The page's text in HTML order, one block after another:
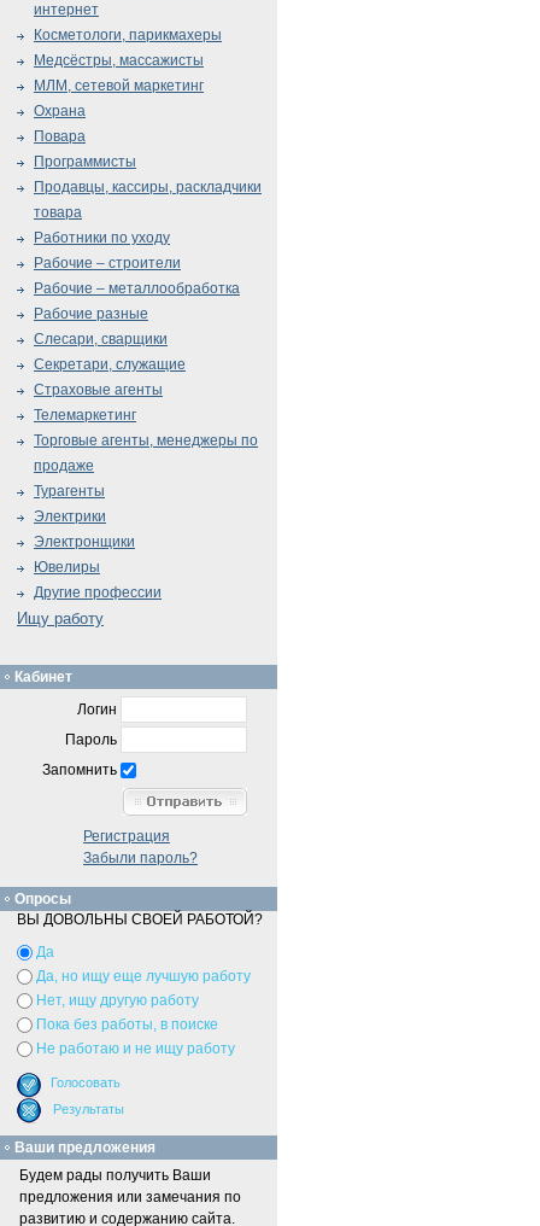
интернет
Косметологи, парикмахеры
Медсёстры, массажисты
МЛМ, сетевой маркетинг
Охрана
Повара
Программисты
Продавцы, кассиры, раскладчики
товара
Работники по уходу
Рабочие – строители
Рабочие – металлообработка
Рабочие разные
Слесари, сварщики
Секретари, служащие
Страховые агенты
Телемаркетинг
Торговые агенты, менеджеры по
продаже
Турагенты
Электрики
Электронщики
Ювелиры
Другие профессии
Ищу работу
Кабинет
Логин
Пароль
Запомнить
Регистрация
Забыли пароль?
Опросы
ВЫ ДОВОЛЬНЫ СВОЕЙ РАБОТОЙ?
Да
Да, но ищу еще лучшую работу
Нет, ищу другую работу
Пока без работы, в поиске
Не работаю и не ищу работу
Ваши предложения
Будем рады получить Ваши
предложения или замечания по
развитию и содержанию сайта.